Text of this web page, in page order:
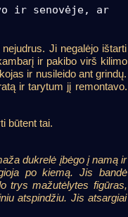
ir senovėje, ar
Ji negalėjo ištarti
ir pakibo virš kilimo
ir nusileido ant grindų.
ir tarytum jį remontavo.
būtent tai.
dukrelė įbėgo į namą ir
po kiemą. Jis bandė
trys mažutėlytes figūras,
atspindžiu. Jis atsargiai